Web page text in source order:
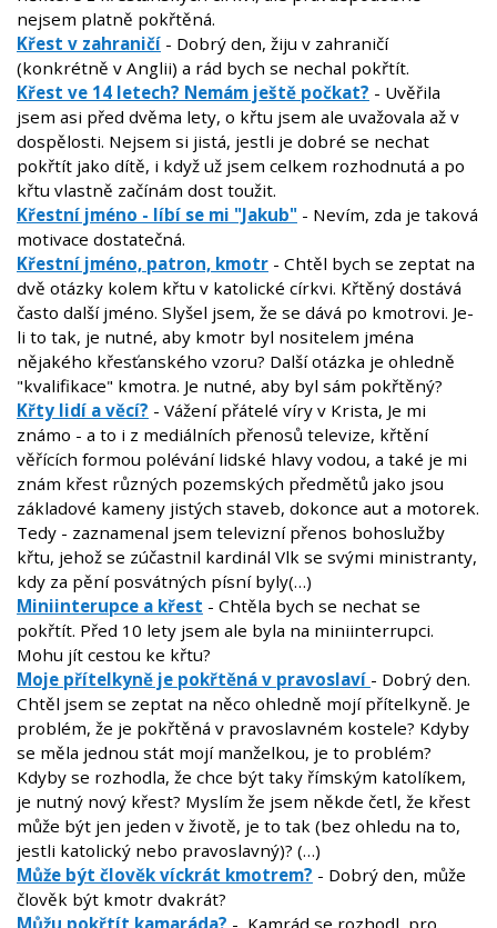
nejsem platně pokřtěná.
Křest v zahraničí - Dobrý den, žiju v zahraničí
(konkrétně v Anglii) a rád bych se nechal pokřtít.
Křest ve 14 letech? Nemám ještě počkat? - Uvěřila
jsem asi před dvěma lety, o křtu jsem ale uvažovala až v
dospělosti. Nejsem si jistá, jestli je dobré se nechat
pokřtít jako dítě, i když už jsem celkem rozhodnutá a po
křtu vlastně začínám dost toužit.
Křestní jméno - líbí se mi "Jakub" - Nevím, zda je taková
motivace dostatečná.
Křestní jméno, patron, kmotr - Chtěl bych se zeptat na
dvě otázky kolem křtu v katolické církvi. Křtěný dostává
často další jméno. Slyšel jsem, že se dává po kmotrovi. Je-
li to tak, je nutné, aby kmotr byl nositelem jména
nějakého křesťanského vzoru? Další otázka je ohledně
"kvalifikace" kmotra. Je nutné, aby byl sám pokřtěný?
Křty lidí a věcí? - Vážení přátelé víry v Krista, Je mi
známo - a to i z mediálních přenosů televize, křtění
věřících formou polévání lidské hlavy vodou, a také je mi
znám křest různých pozemských předmětů jako jsou
základové kameny jistých staveb, dokonce aut a motorek.
Tedy - zaznamenal jsem televizní přenos bohoslužby
křtu, jehož se zúčastnil kardinál Vlk se svými ministranty,
kdy za pění posvátných písní byly(…)
Miniinterupce a křest - Chtěla bych se nechat se
pokřtít. Před 10 lety jsem ale byla na miniinterrupci.
Mohu jít cestou ke křtu?
Moje přítelkyně je pokřtěná v pravoslaví - Dobrý den.
Chtěl jsem se zeptat na něco ohledně mojí přítelkyně. Je
problém, že je pokřtěná v pravoslavném kostele? Kdyby
se měla jednou stát mojí manželkou, je to problém?
Kdyby se rozhodla, že chce být taky římským katolíkem,
je nutný nový křest? Myslím že jsem někde četl, že křest
může být jen jeden v životě, je to tak (bez ohledu na to,
jestli katolický nebo pravoslavný)? (…)
Může být člověk víckrát kmotrem? - Dobrý den, může
člověk být kmotr dvakrát?